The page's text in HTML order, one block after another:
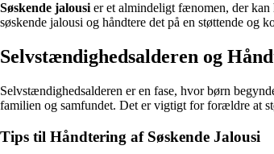
Søskende jalousi er et almindeligt fænomen, der
søskende jalousi og håndtere det på en støttende og
Selvstændighedsalderen og
Selvstændighedsalderen er en fase, hvor børn
familien og samfundet. Det er vigtigt for forældre at
Tips til Håndtering af Søskende Jalousi